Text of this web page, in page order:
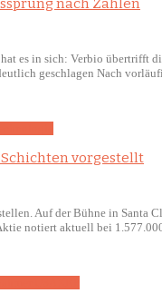
nach Zahlen
es in sich: Verbio übertrifft
geschlagen Nach
vorgestellt
Auf der Bühne in Santa
notiert aktuell bei